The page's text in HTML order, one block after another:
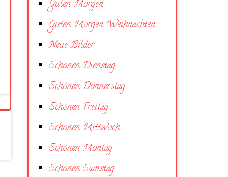
Guten Morgen
Guten Morgen Weihnachten
Neue Bilder
Schönen Dienstag
Schönen Donnerstag
Schönen Freitag
Schönen Mittwoch
Schönen Montag
Schönen Samstag